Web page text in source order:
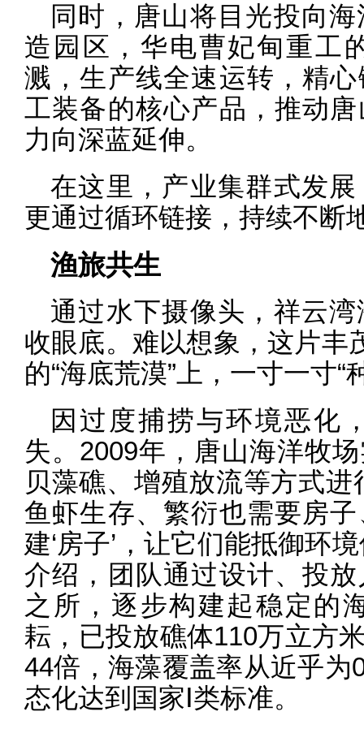
同时，唐山将目光投向
造园区，华电曹妃甸重工
溅，生产线全速运转，精
工装备的核心产品，推动
力向深蓝延伸。
在这里，产业集群式发
更通过循环链接，持续不断
渔旅共生
通过水下摄像头，祥云
收眼底。难以想象，这片丰
的“海底荒漠”上，一寸一寸“
因过度捕捞与环境恶化
失。2009年，唐山海洋牧
贝藻礁、增殖放流等方式
鱼虾生存、繁衍也需要房
建‘房子’，让它们能抵御环
介绍，团队通过设计、投
之所，逐步构建起稳定的
耘，已投放礁体110万立方
44倍，海藻覆盖率从近乎
态化达到国家Ⅰ类标准。